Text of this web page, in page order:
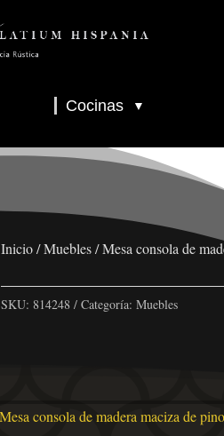
Cocinas ▼
Inicio/Muebles/ Mesa consola de
SKU: 814248 Categoría: Muebles